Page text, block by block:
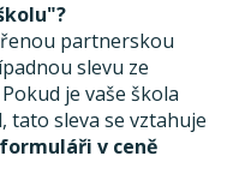
partnerskou
slevu ze
je vaše škola
tato sleva se vztahuje
v ceně